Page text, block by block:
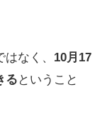
なく、 10月17
る ということ